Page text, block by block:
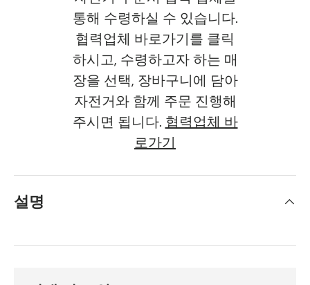
통해 수령하실 수 있습니다.
협력업체 바로가기를 클릭
하시고, 수령하고자 하는 매
장을 선택, 장바구니에 담아
자전거와 함께 주문 진행해
주시면 됩니다. 협력업체 바
로가기
설명